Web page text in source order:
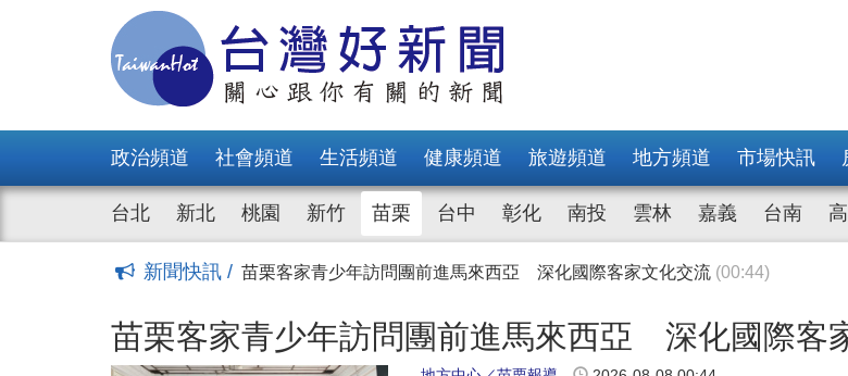
政治頻道 社會頻道 生活頻道 健康頻道 旅遊頻道 地方頻道 市場快訊
台北 新北 桃園 新竹 苗栗 台中 彰化 南投 雲林 嘉義 台南
新聞快訊 /
苗栗客家青少年訪問團前進馬來西亞 深化國際客家文化交流
苗栗玉清宮捐贈500萬元給縣府 挹注弱勢家庭服務及長照醫療資源
陳財寶捐贈第三輛復康巴士 鍾東錦讚「博施濟群」比喻如及時雨
苗縣府召開縣務會議 鍾東錦強調場館朝完工及啟用目標
苗栗縣慶祝祖父母節 鍾東錦到場同樂祝福大家做快樂的阿公阿婆「呷百二」
苗栗縣金牌農村說明會盛大開跑 縣府號召農村社區打造最強代表隊(00:41)
榮服處表揚新住民幸福家庭 邱俐俐致賀並肯定融入苗栗一分子(21:52)
苗栗縣府建置偏遠地區採購聯繫平臺 為基層同仁打造採購防護網
(00:32)
苑裡鎮新建綜合式全民運動館工程上梁 預計116年5月完工(00:34)
苗縣府攜手慈濟推動數位力提升行動方案 69臺再生電腦嘉惠學生及弱勢家庭
苗栗玉清宮捐贈500萬元給縣府 挹注弱勢家庭服務及長照醫療資源 (00:42)
陳財寶捐贈第三輛復康巴士 鍾東錦讚「博施濟群」比喻如及時雨(00:35)
苗栗客家青少年訪問團前進馬來西亞 深化國際客